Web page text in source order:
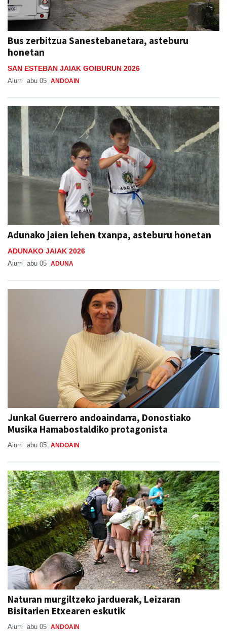
Bus zerbitzua Sanestebanetara, asteburu
honetan
SAN ESTEBAN JAIAK GOIBURUN 2026
Aiurri abu 05 ANDOAIN
Adunako jaien lehen txanpa, asteburu honetan
ADUNAKO JAIAK 2026
Aiurri abu 05 ADUNA
Junkal Guerrero andoaindarra, Donostiako
Musika Hamabostaldiko protagonista
Aiurri abu 05 ANDOAIN
Naturan murgiltzeko jarduerak, Leizaran
Bisitarien Etxearen eskutik
Aiurri abu 05 ANDOAIN